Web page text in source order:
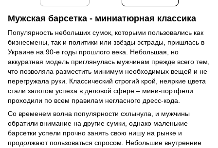
Мужская барсетка - миниатюрная классика
Популярность небольших сумок, которыми пользовались как
бизнесмены, так и политики или звёзды эстрады, пришлась в
Украине на 90-е годы прошлого века. Небольшая, но
аккуратная модель приглянулась мужчинам прежде всего тем,
что позволяла разместить минимум необходимых вещей и не
перегружала руки. Классический строгий крой, неяркие цвета
стали залогом успеха в деловой сфере – мини-портфели
проходили по всем правилам негласного дресс-кода.
Со временем волна популярности схлынула, и мужчины
обратили внимание на другие сумки, однако маленькие
барсетки успели прочно занять свою нишу на рынке и
продолжают пользоваться спросом. Небольшие внутренние